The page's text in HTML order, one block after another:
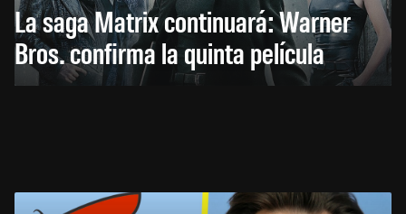
La saga Matrix continuará: Warner
Bros. confirma la quinta película